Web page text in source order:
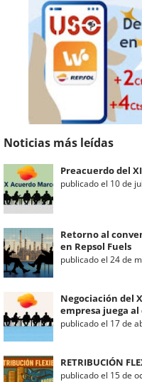
Noticias más leídas
Preacuerdo del
publicado el 10 de
Retorno al
en Repsol Fuels
publicado el 24 de
Negociación del
empresa juega al
publicado el 17 de
RETRIBUCIÓN
publicado el 15 de